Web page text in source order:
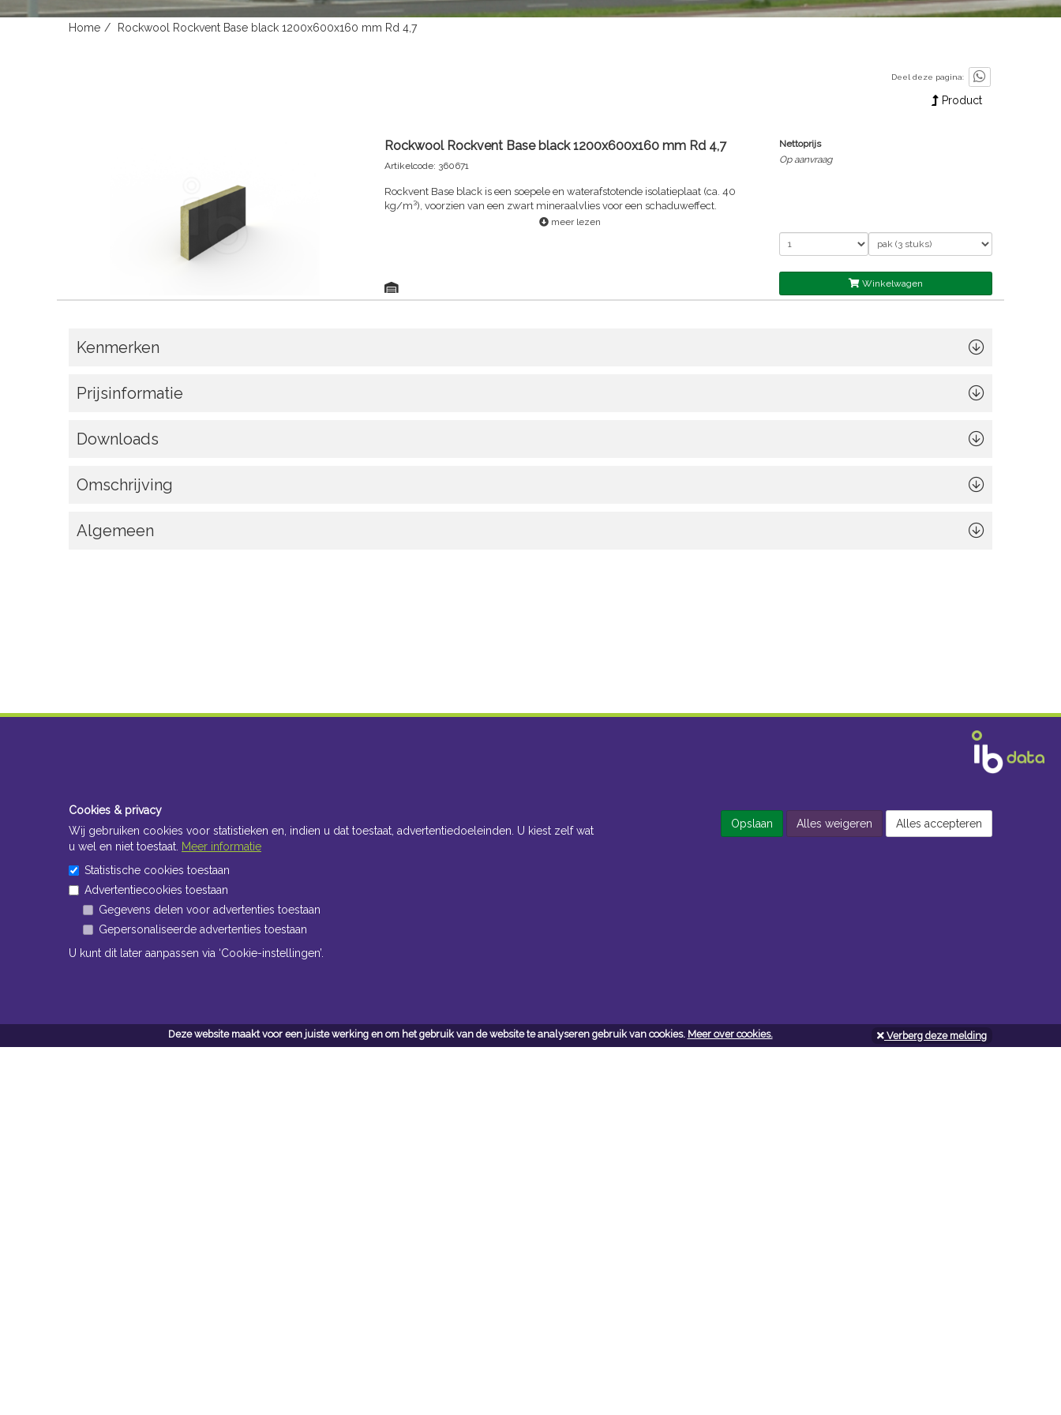
Deze website maakt voor een juiste werking en om het gebruik van de website te analyseren gebruik van cookies. Meer over cookies. Verberg deze melding
Home Rockwool Rockvent Base black 1200x600x160 mm Rd 4,7
Deel deze pagina:
Product
Rockwool Rockvent Base black 1200x600x160 mm Rd 4,7
Artikelcode: 360671
Rockvent Base black is een soepele en waterafstotende isolatieplaat (ca. 40
kg/m³), voorzien van een zwart mineraalvlies voor een schaduweffect.
meer lezen
Nettoprijs
Op aanvraag
Winkelwagen
Kenmerken
Prijsinformatie
Downloads
Omschrijving
Algemeen
Cookies & privacy
Wij gebruiken cookies voor statistieken en, indien u dat toestaat, advertentiedoeleinden. U kiest zelf wat
u wel en niet toestaat. Meer informatie
Statistische cookies toestaan
Advertentiecookies toestaan
Gegevens delen voor advertenties toestaan
Gepersonaliseerde advertenties toestaan
U kunt dit later aanpassen via ‘Cookie-instellingen’.
Opslaan Alles weigeren Alles accepteren